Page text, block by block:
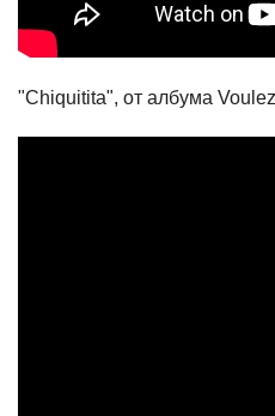
"Chiquitita", от албума